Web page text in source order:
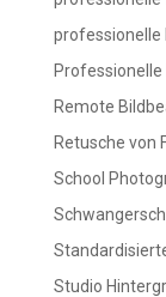
professionelle
Remote
Retusche von
School
Studio